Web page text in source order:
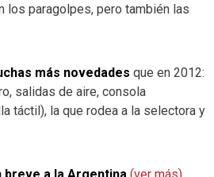
los paragolpes, pero también las
más novedades que en 2012:
salidas de aire, consola
táctil), la que rodea a la selectora y